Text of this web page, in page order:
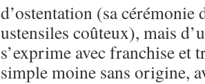
d’ostentation (sa cérémonie
ustensiles coûteux), mais
s’exprime avec franchise et
simple moine sans origine,